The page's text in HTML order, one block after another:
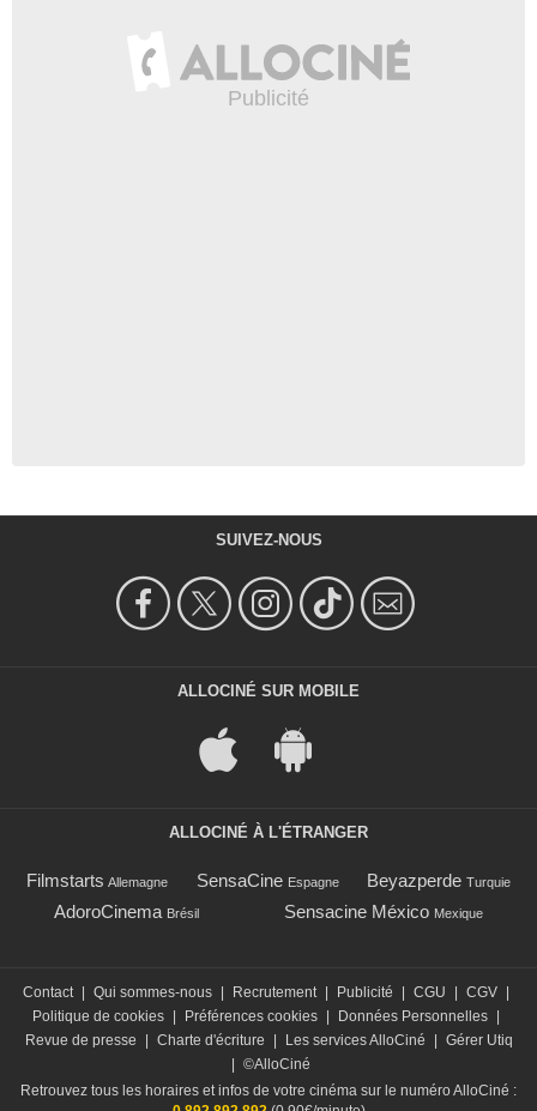
SUIVEZ-NOUS
ALLOCINÉ SUR MOBILE
ALLOCINÉ À L'ÉTRANGER
Filmstarts Allemagne SensaCine Espagne Beyazperde Turquie
AdoroCinema Brésil Sensacine México Mexique
Contact Qui sommes-nous Recrutement Publicité CGU CGV
Politique de cookies
Préférences cookies Données Personnelles
Revue de presse
Charte d'écriture Les services AlloCiné
Gérer Utiq
©AlloCiné
Retrouvez tous les horaires et infos de votre cinéma sur le numéro AlloCiné :